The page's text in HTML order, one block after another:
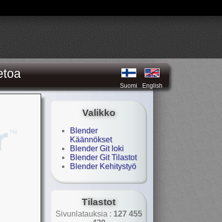
Suomi English
Valikko
Blender
Käännökset
Blender Git loki
Blender Git Tilastot
Blender Kehitystyö
Tilastot
Sivunlatauksia : 127 455